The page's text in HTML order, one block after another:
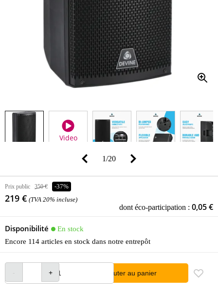
Video
1/20
Prix public 350 € -37%
219 € (TVA 20% incluse)
dont éco-participation : 0,05 €
Disponibilité
En stock
Encore 114 articles en stock dans notre entrepôt
Ajouter au panier